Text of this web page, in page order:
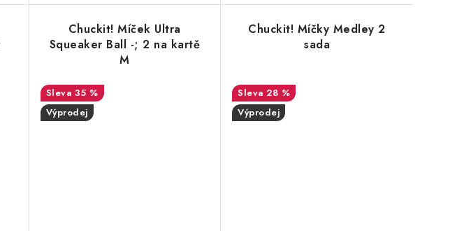
Chuckit! Míček Ultra
Squeaker Ball -; 2 na kartě
M
35 %
Výprodej
Chuckit! Míčky Medley 2
sada
28 %
Výprodej